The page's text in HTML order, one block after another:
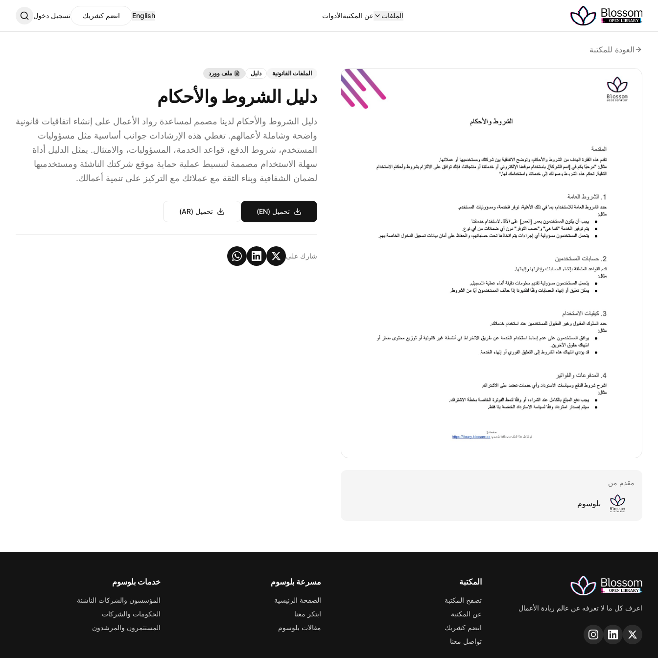
الملفات عن المكتبةالأدوات English انضم كشريك تسجيل دخول
العودة للمكتبة
مقدم من
بلوسوم
الملفات القانونية دليل ملف وورد
دليل الشروط والأحكام
دليل الشروط والأحكام لدينا مصمم لمساعدة رواد الأعمال على إنشاء اتفاقيات قانونية
واضحة وشاملة لأعمالهم. تغطي هذه الإرشادات جوانب أساسية مثل مسؤوليات
المستخدم، شروط الدفع، قواعد الخدمة، المسؤوليات، والامتثال. يمثل الدليل أداة
سهلة الاستخدام مصممة لتبسيط عملية حماية موقع شركتك الناشئة ومستخدميها
لضمان الشفافية وبناء الثقة مع عملائك مع التركيز على تنمية أعمالك.
تحميل (EN) تحميل (AR)
شارك على
اعرف كل ما لا تعرفه عن عالم ريادة الأعمال
المكتبة
تصفح المكتبة
عن المكتبة
انضم كشريك
تواصل معنا
مسرعة بلوسوم
الصفحة الرئيسية
ابتكر معنا
مقالات بلوسوم
خدمات بلوسوم
المؤسسون والشركات الناشئة
الحكومات والشركات
المستثمرون والمرشدون